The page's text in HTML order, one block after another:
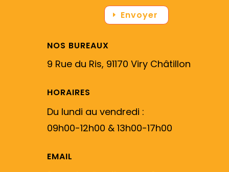
Envoyer
NOS BUREAUX
9 Rue du Ris, 91170 Viry Châtillon
HORAIRES
Du lundi au vendredi :
09h00-12h00 & 13h00-17h00
EMAIL